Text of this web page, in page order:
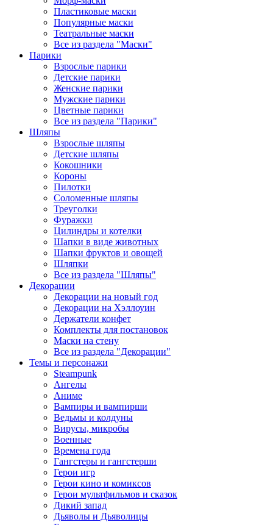
Пластиковые маски
Популярные маски
Театральные маски
Все из раздела "Маски"
Парики
Взрослые парики
Детские парики
Женские парики
Мужские парики
Цветные парики
Все из раздела "Парики"
Шляпы
Взрослые шляпы
Детские шляпы
Кокошники
Короны
Пилотки
Соломенные шляпы
Треуголки
Фуражки
Цилиндры и котелки
Шапки в виде животных
Шапки фруктов и овощей
Шляпки
Все из раздела "Шляпы"
Декорации
Декорации на новый год
Декорации на Хэллоуин
Держатели конфет
Комплекты для постановок
Маски на стену
Все из раздела "Декорации"
Темы и персонажи
Steampunk
Ангелы
Аниме
Вампиры и вампирши
Ведьмы и колдуны
Вирусы, микробы
Военные
Времена года
Гангстеры и гангстерши
Герои игр
Герои кино и комиксов
Герои мультфильмов и сказок
Дикий запад
Дьяволы и Дьяволицы